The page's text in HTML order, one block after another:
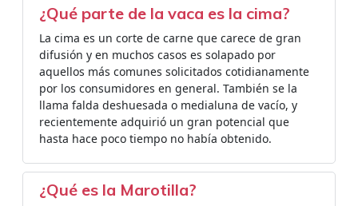
¿Qué parte de la vaca es la cima?
La cima es un corte de carne que carece de gran
difusión y en muchos casos es solapado por
aquellos más comunes solicitados cotidianamente
por los consumidores en general. También se la
llama falda deshuesada o medialuna de vacío, y
recientemente adquirió un gran potencial que
hasta hace poco tiempo no había obtenido.
¿Qué es la Marotilla?